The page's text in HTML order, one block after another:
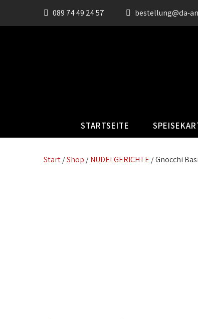
089 74 49 24 57 bestellung@da-
STARTSEITE
Start/Shop /NUDELGERICHTE / Gnocchi